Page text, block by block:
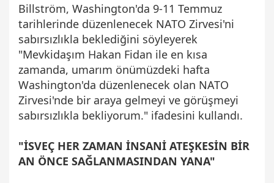
Billström, Washington'da 9-11 Temmuz
tarihlerinde düzenlenecek NATO Zirvesi'ni
sabırsızlıkla beklediğini söyleyerek
"Mevkidaşım Hakan Fidan ile en kısa
zamanda, umarım önümüzdeki hafta
Washington'da düzenlenecek olan NATO
Zirvesi'nde bir araya gelmeyi ve görüşmeyi
sabırsızlıkla bekliyorum." ifadesini kullandı.
"İSVEÇ HER ZAMAN İNSANİ ATEŞKESİN BİR
AN ÖNCE SAĞLANMASINDAN YANA"